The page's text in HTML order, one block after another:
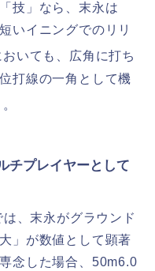
技」なら、末永は
いイニングでのリリ
いても、広角に打ち
打線の一角として機
。
チプレイヤーとして
、末永がグラウンド
」が数値として顕著
念した場合、50m6.0